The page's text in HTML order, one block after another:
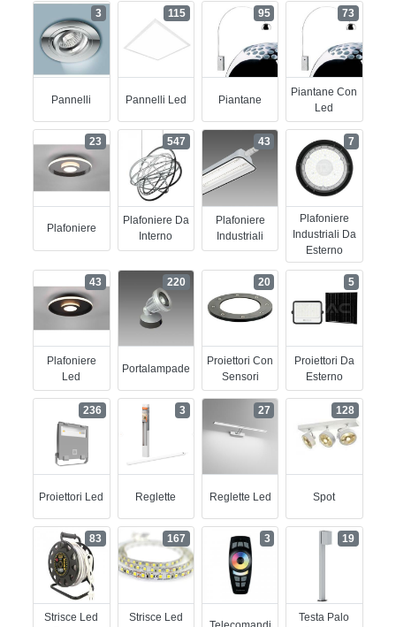
Pannelli
3
Pannelli Led
115
Piantane
95
Piantane Con
Led
73
Plafoniere
23
Plafoniere Da
Interno
547
Plafoniere
Industriali
43
Plafoniere
Industriali Da
Esterno
7
Plafoniere
Led
43
Portalampade
220
Proiettori Con
Sensori
20
Proiettori Da
Esterno
5
Proiettori Led
236
Reglette
3
Reglette Led
27
Spot
128
Strisce Led
83
Strisce Led
167 3
Testa Palo
19